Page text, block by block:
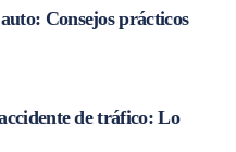
Consejos prácticos
de tráfico: Lo